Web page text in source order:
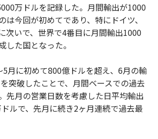
万ドルを記録した。月間輸出が1000
は今回が初めてであり、特にドイツ、
次いで、世界で4番目に月間輸出1000
した国となった。
月に初めて800億ドルを超え、6月の輸
突破したことで、月間ベースでの過去
先月の営業日数を考慮した日平均輸出
ルで、先月に続き2ヶ月連続で過去最